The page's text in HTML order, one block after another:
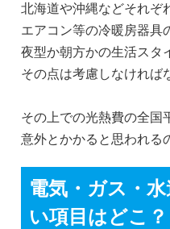
北海道や沖縄などそれぞ
エアコン等の冷暖房器具
夜型か朝方かの生活スタ
その点は考慮しなければ
その上での光熱費の全国
意外とかかると思われる
電気・ガス・
い項目はどこ？